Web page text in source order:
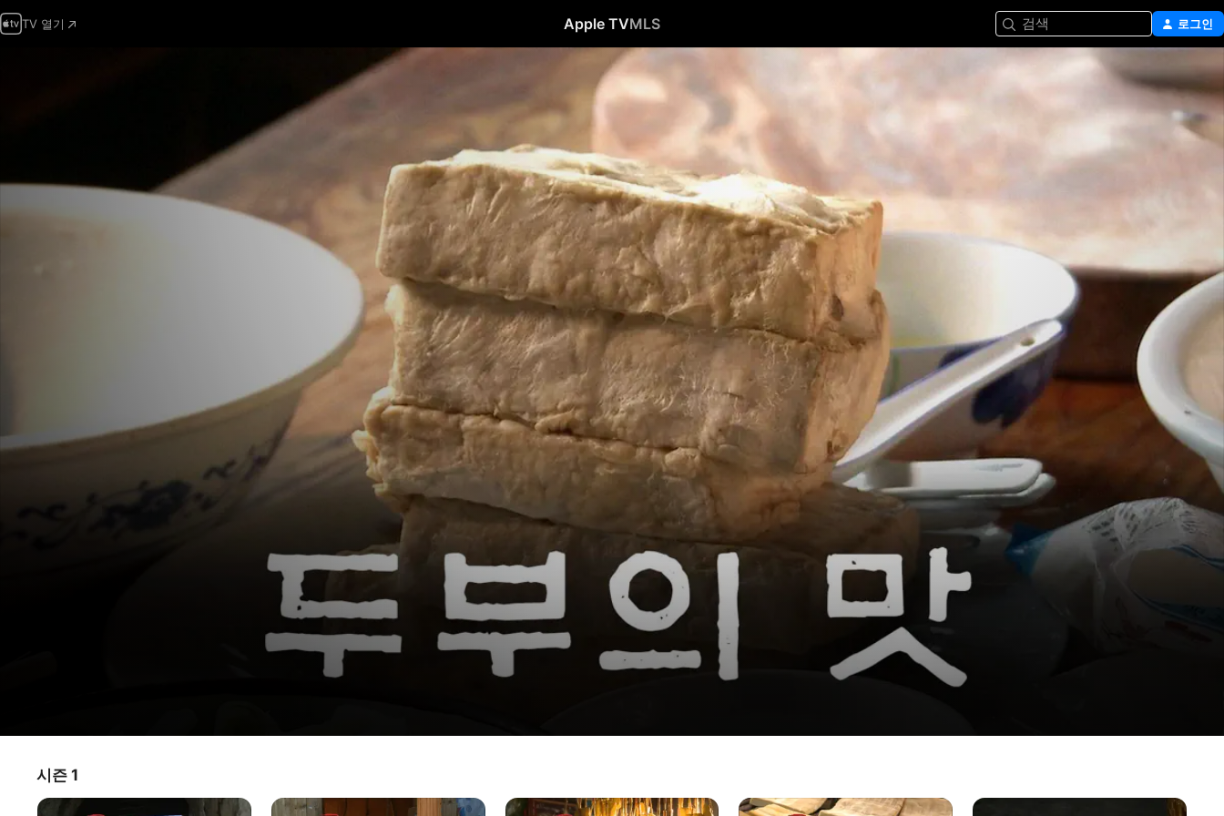
TV 열기 Apple TVMLS 검색 로그인
두부의
TV 프로그램
시즌 1